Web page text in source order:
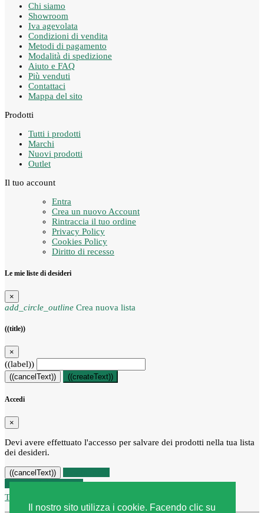
Il nostro sito utilizza i cookie. Facendo clic su
Chi siamo
Showroom
Iva agevolata
Condizioni di vendita
Metodi di pagamento
Modalità di spedizione
Aiuto e FAQ
Più venduti
Contattaci
Mappa del sito
Prodotti
Tutti i prodotti
Marchi
Nuovi prodotti
Outlet
Il tuo account
Entra
Crea un nuovo Account
Rintraccia il tuo ordine
Privacy Policy
Cookies Policy
Diritto di recesso
Le mie liste di desideri
×
add_circle_outline Crea nuova lista
((title))
×
((label))
((cancelText)) ((createText))
Accedi
×
Devi avere effettuato l'accesso per salvare dei prodotti nella tua lista
dei desideri.
((cancelText))
Recesso dal contratto
Traccia stato del recesso